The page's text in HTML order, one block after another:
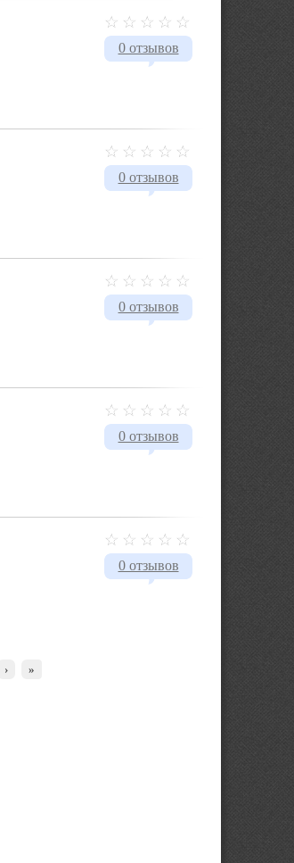
0 отзывов
0 отзывов
0 отзывов
0 отзывов
0 отзывов
› »